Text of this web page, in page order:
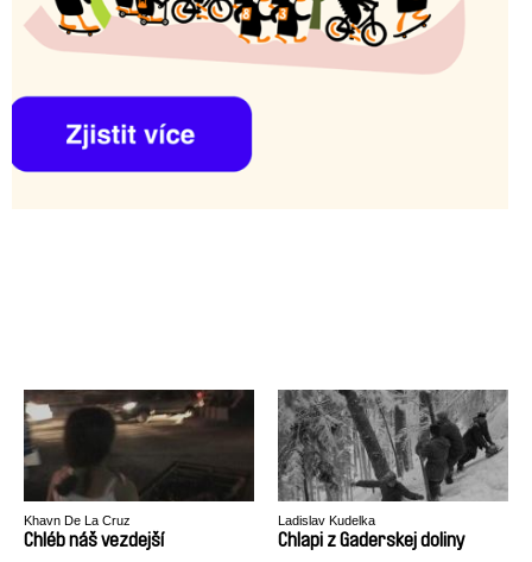
Khavn De La Cruz
Chléb náš vezdejší
Ladislav Kudelka
Chlapi z Gaderskej doliny